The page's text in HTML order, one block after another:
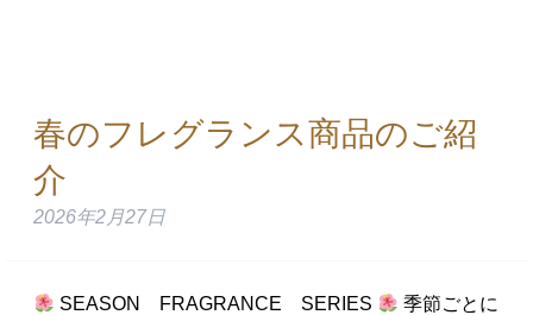
春のフレグランス商品のご紹
介
2026年2月27日
SEASON FRAGRANCE SERIES
季節ごとに